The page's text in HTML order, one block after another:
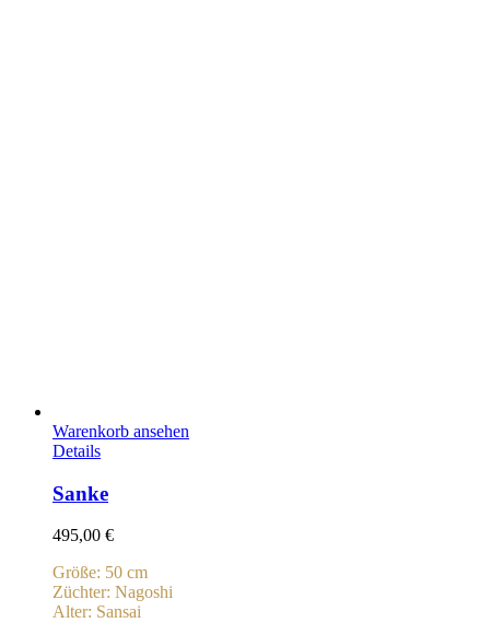
Warenkorb ansehen
Details
Sanke
495,00 €
Größe: 50 cm
Züchter: Nagoshi
Alter: Sansai